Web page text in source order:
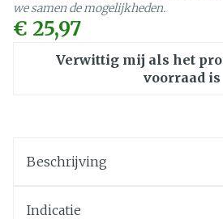
€ 25,97
Verwittig mij als het
voorraad is
we samen de mogelijkheden.
Beschrijving
Indicatie